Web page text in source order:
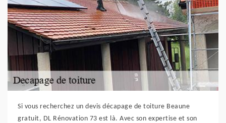
Si vous recherchez un devis décapage de toiture Beaune
gratuit, DL Rénovation 73 est là. Avec son expertise et son